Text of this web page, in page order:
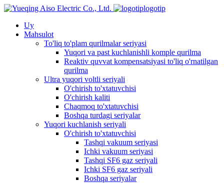
logotip
Uy
Mahsulot
To'liq to'plam qurilmalar seriyasi
Yuqori va past kuchlanishli komple qurilma
Reaktiv quvvat kompensatsiyasi to'liq o'rnatilgan
qurilma
Ultra yuqori voltli seriyali
O'chirish to'xtatuvchisi
O'chirish kaliti
Chaqmoq to'xtatuvchisi
Boshqa turdagi seriyalar
Yuqori kuchlanish seriyali
O'chirish to'xtatuvchisi
Tashqi vakuum seriyasi
Ichki vakuum seriyasi
Tashqi SF6 gaz seriyali
Ichki SF6 gaz seriyali
Boshqa seriyalar